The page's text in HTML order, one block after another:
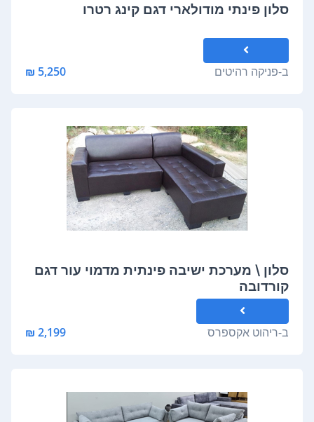
סלון פינתי מודולארי דגם קינג רטרו
ב-פניקה רהיטים 5,250 ₪
סלון \ מערכת ישיבה פינתית מדמוי עור דגם
קורדובה
ב-ריהוט אקספרס 2,199 ₪